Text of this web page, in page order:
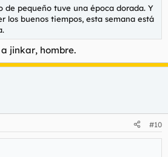
de pequeño tuve una época dorada. Y
los buenos tiempos, esta semana está
jinkar, hombre.
#10